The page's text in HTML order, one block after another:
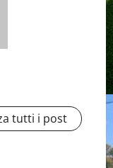
tutti i post